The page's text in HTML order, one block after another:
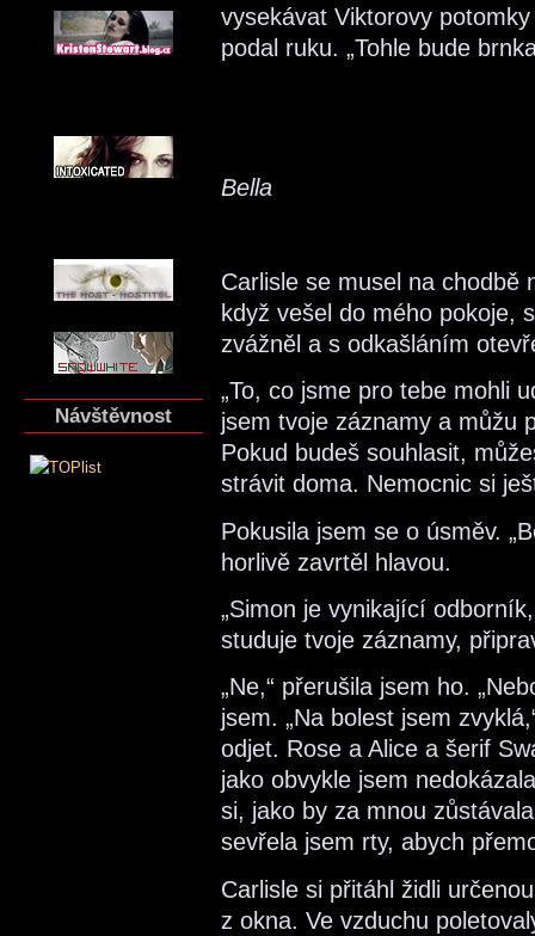
Návštěvnost
vysekávat Viktorovy
podal ruku. „Tohle bude
Bella
Carlisle se musel na chodbě
když vešel do mého pokoje,
zvážněl a s odkašláním
„To, co jsme pro tebe mohli
jsem tvoje záznamy a můžu
Pokud budeš souhlasit,
strávit doma. Nemocnic si
Pokusila jsem se o úsměv.
horlivě zavrtěl hlavou.
„Simon je vynikající
studuje tvoje záznamy,
„Ne,“ přerušila jsem ho.
jsem. „Na bolest jsem
odjet. Rose a Alice a šerif
jako obvykle jsem
si, jako by za mnou
sevřela jsem rty, abych
Carlisle si přitáhl židli
z okna. Ve vzduchu